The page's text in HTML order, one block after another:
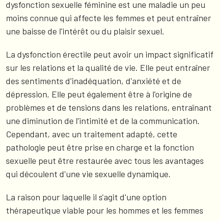
dysfonction sexuelle féminine est une maladie un peu
moins connue qui affecte les femmes et peut entraîner
une baisse de l'intérêt ou du plaisir sexuel.
La dysfonction érectile peut avoir un impact significatif
sur les relations et la qualité de vie. Elle peut entraîner
des sentiments d'inadéquation, d'anxiété et de
dépression. Elle peut également être à l'origine de
problèmes et de tensions dans les relations, entraînant
une diminution de l'intimité et de la communication.
Cependant, avec un traitement adapté, cette
pathologie peut être prise en charge et la fonction
sexuelle peut être restaurée avec tous les avantages
qui découlent d'une vie sexuelle dynamique.
La raison pour laquelle il s'agit d'une option
thérapeutique viable pour les hommes et les femmes